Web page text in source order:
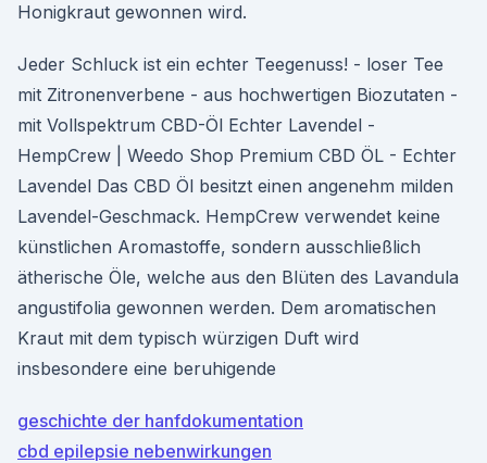
Honigkraut gewonnen wird.
Jeder Schluck ist ein echter Teegenuss! - loser Tee
mit Zitronenverbene - aus hochwertigen Biozutaten -
mit Vollspektrum CBD-Öl Echter Lavendel -
HempCrew | Weedo Shop Premium CBD ÖL - Echter
Lavendel Das CBD Öl besitzt einen angenehm milden
Lavendel-Geschmack. HempCrew verwendet keine
künstlichen Aromastoffe, sondern ausschließlich
ätherische Öle, welche aus den Blüten des Lavandula
angustifolia gewonnen werden. Dem aromatischen
Kraut mit dem typisch würzigen Duft wird
insbesondere eine beruhigende
geschichte der hanfdokumentation
cbd epilepsie nebenwirkungen